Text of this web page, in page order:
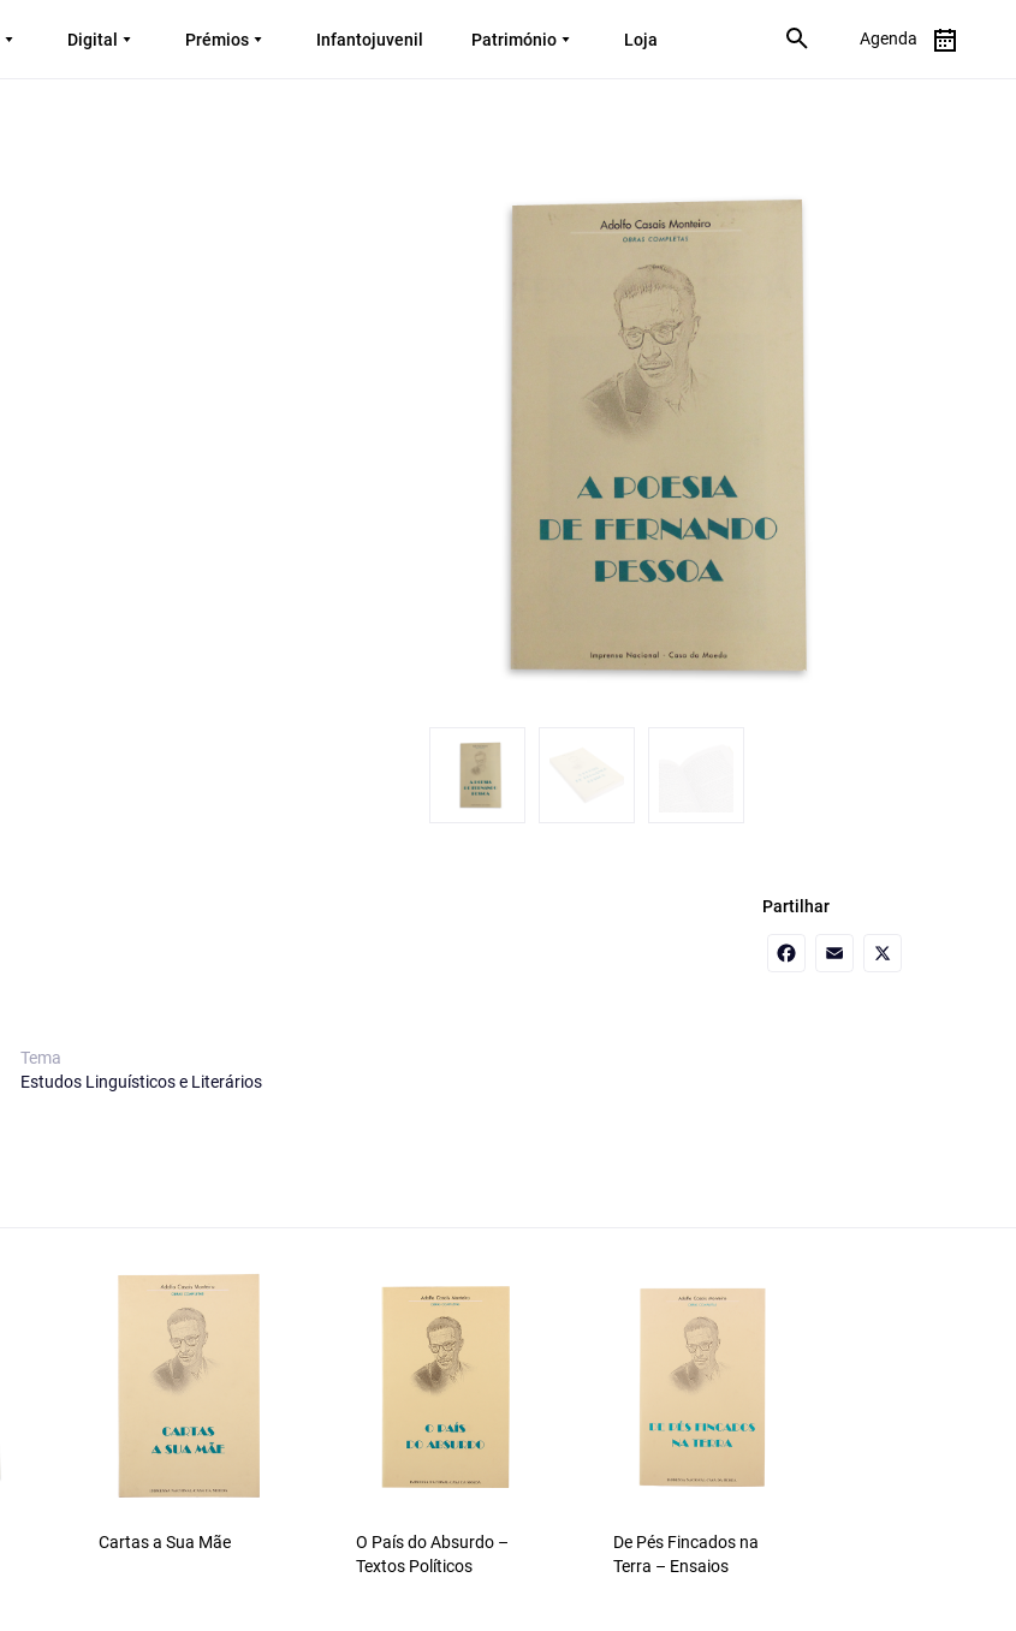
Digital Prémios Infantojuvenil Património Loja Agenda
Partilhar
Tema
Estudos Linguísticos e Literários
Cartas a Sua Mãe
O País do Absurdo –
Textos Políticos
De Pés Fincados na
Terra – Ensaios